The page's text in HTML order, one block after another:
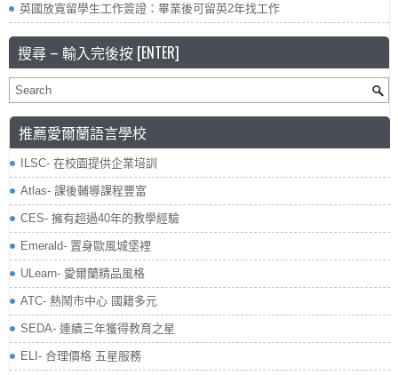
英國放寬留學生工作簽證：畢業後可留英2年找工作
搜尋 – 輸入完後按 [ENTER]
推薦愛爾蘭語言學校
ILSC- 在校園提供企業培訓
Atlas- 課後輔導課程豐富
CES- 擁有超過40年的教學經驗
Emerald- 置身歐風城堡裡
ULearn- 愛爾蘭精品風格
ATC- 熱鬧市中心 國籍多元
SEDA- 連續三年獲得教育之星
ELI- 合理價格 五星服務